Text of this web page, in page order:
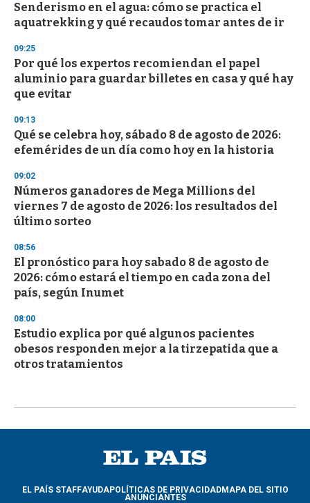
Senderismo en el agua: cómo se practica el
aquatrekking y qué recaudos tomar antes de ir
09:25
Por qué los expertos recomiendan el papel
aluminio para guardar billetes en casa y qué hay
que evitar
09:13
Qué se celebra hoy, sábado 8 de agosto de 2026:
efemérides de un día como hoy en la historia
09:02
Números ganadores de Mega Millions del
viernes 7 de agosto de 2026: los resultados del
último sorteo
08:56
El pronóstico para hoy sabado 8 de agosto de
2026: cómo estará el tiempo en cada zona del
país, según Inumet
08:00
Estudio explica por qué algunos pacientes
obesos responden mejor a la tirzepatida que a
otros tratamientos
EL PAÍS STAFFAYUDAPOLÍTICAS DE PRIVACIDADMAPA DEL SITIO
ANUNCIANTES